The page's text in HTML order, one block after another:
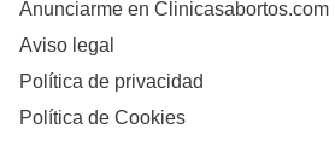
Anunciarme en Clinicasabortos.com
Aviso legal
Política de privacidad
Política de Cookies